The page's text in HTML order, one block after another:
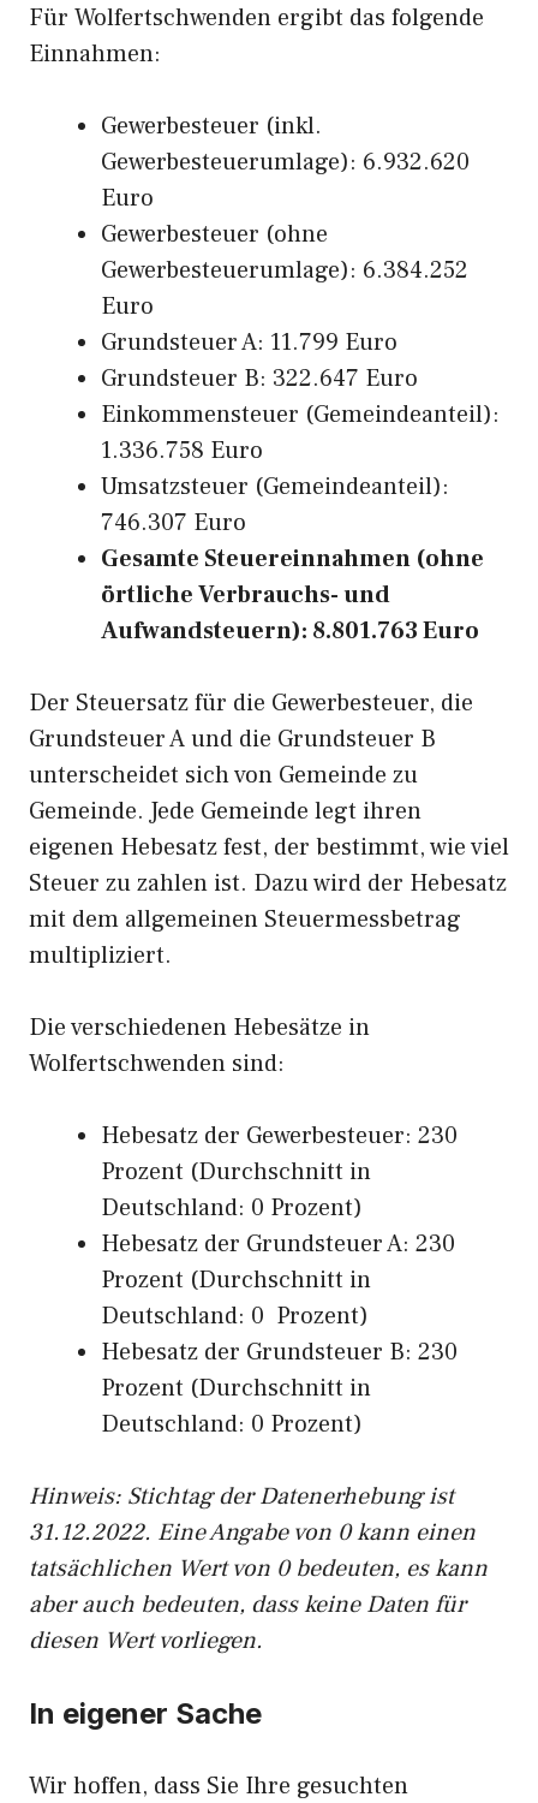
Für Wolfertschwenden ergibt das folgende
Einnahmen:
Gewerbesteuer (inkl.
Gewerbesteuerumlage): 6.932.620
Euro
Gewerbesteuer (ohne
Gewerbesteuerumlage): 6.384.252
Euro
Grundsteuer A: 11.799 Euro
Grundsteuer B: 322.647 Euro
Einkommensteuer (Gemeindeanteil):
1.336.758 Euro
Umsatzsteuer (Gemeindeanteil):
746.307 Euro
Gesamte Steuereinnahmen (ohne
örtliche Verbrauchs- und
Aufwandsteuern): 8.801.763 Euro
Der Steuersatz für die Gewerbesteuer, die
Grundsteuer A und die Grundsteuer B
unterscheidet sich von Gemeinde zu
Gemeinde. Jede Gemeinde legt ihren
eigenen Hebesatz fest, der bestimmt, wie viel
Steuer zu zahlen ist. Dazu wird der Hebesatz
mit dem allgemeinen Steuermessbetrag
multipliziert.
Die verschiedenen Hebesätze in
Wolfertschwenden sind:
Hebesatz der Gewerbesteuer: 230
Prozent (Durchschnitt in
Deutschland: 0 Prozent)
Hebesatz der Grundsteuer A: 230
Prozent (Durchschnitt in
Deutschland: 0 Prozent)
Hebesatz der Grundsteuer B: 230
Prozent (Durchschnitt in
Deutschland: 0 Prozent)
Hinweis: Stichtag der Datenerhebung ist
31.12.2022. Eine Angabe von 0 kann einen
tatsächlichen Wert von 0 bedeuten, es kann
aber auch bedeuten, dass keine Daten für
diesen Wert vorliegen.
In eigener Sache
Wir hoffen, dass Sie Ihre gesuchten